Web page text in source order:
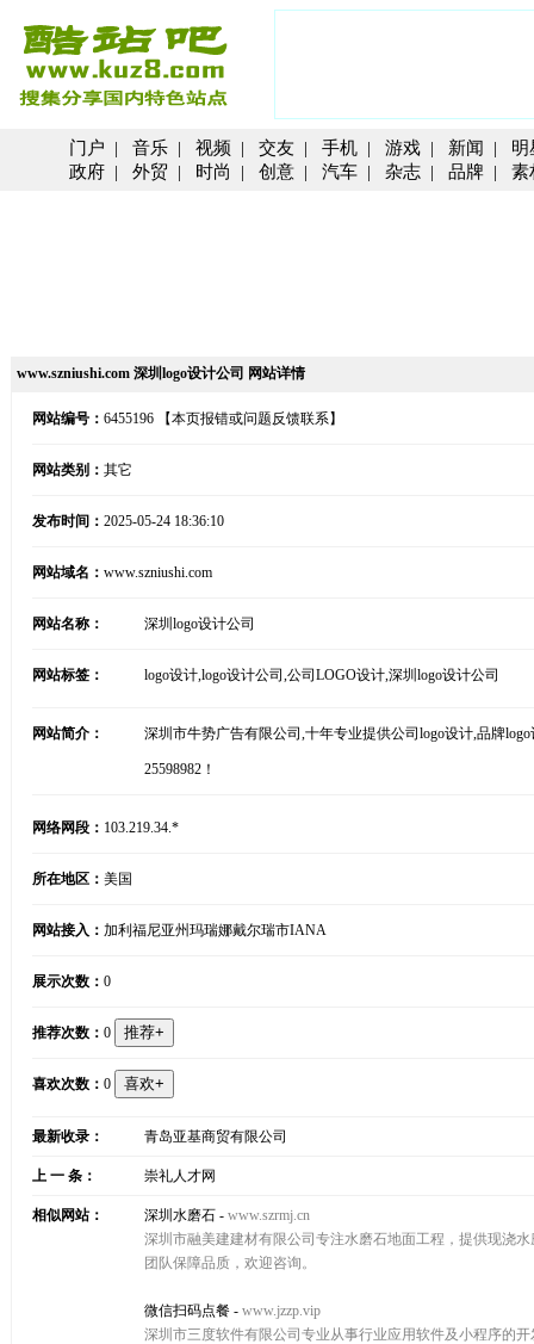
门户 | 音乐 | 视频 | 交友 | 手机 | 游戏 | 新闻 | 明
政府 | 外贸 | 时尚 | 创意 | 汽车 | 杂志 | 品牌 | 素
www.szniushi.com 深圳logo设计公司 网站详情
网站编号： 6455196 【本页报错或问题反馈联系】
网站类别： 其它
发布时间： 2025-05-24 18:36:10
网站域名： www.szniushi.com
网站名称： 深圳logo设计公司
网站标签： logo设计,logo设计公司,公司LOGO设计,深圳logo设计公司
网站简介： 深圳市牛势广告有限公司,十年专业提供公司logo设计,品牌
25598982！
网络网段： 103.219.34.*
所在地区： 美国
网站接入： 加利福尼亚州玛瑞娜戴尔瑞市IANA
展示次数： 0
推荐次数： 0
喜欢次数： 0
最新收录： 青岛亚基商贸有限公司
上 一 条： 崇礼人才网
相似网站： 深圳水磨石 - www.szrmj.cn
深圳市融美建建材有限公司专注水磨石地面工程，提供现浇
团队保障品质，欢迎咨询。
微信扫码点餐 - www.jzzp.vip
深圳市三度软件有限公司专业从事行业应用软件及小程序的